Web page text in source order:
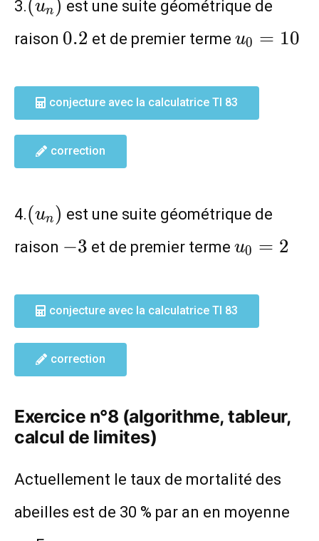
3.(un ) est une suite géométrique de
raison 0.2
0.2 et de premier terme u_0=10
u0 = 10
conjecture avec la calculatrice TI 83
correction
4.(u_n)
(un ) est une suite géométrique de
raison -3
−3 et de premier terme u_0=2
u0 = 2
conjecture avec la calculatrice TI 83
correction
Exercice n°8 (algorithme, tableur,
calcul de limites)
Actuellement le taux de mortalité des
abeilles est de 30 % par an en moyenne